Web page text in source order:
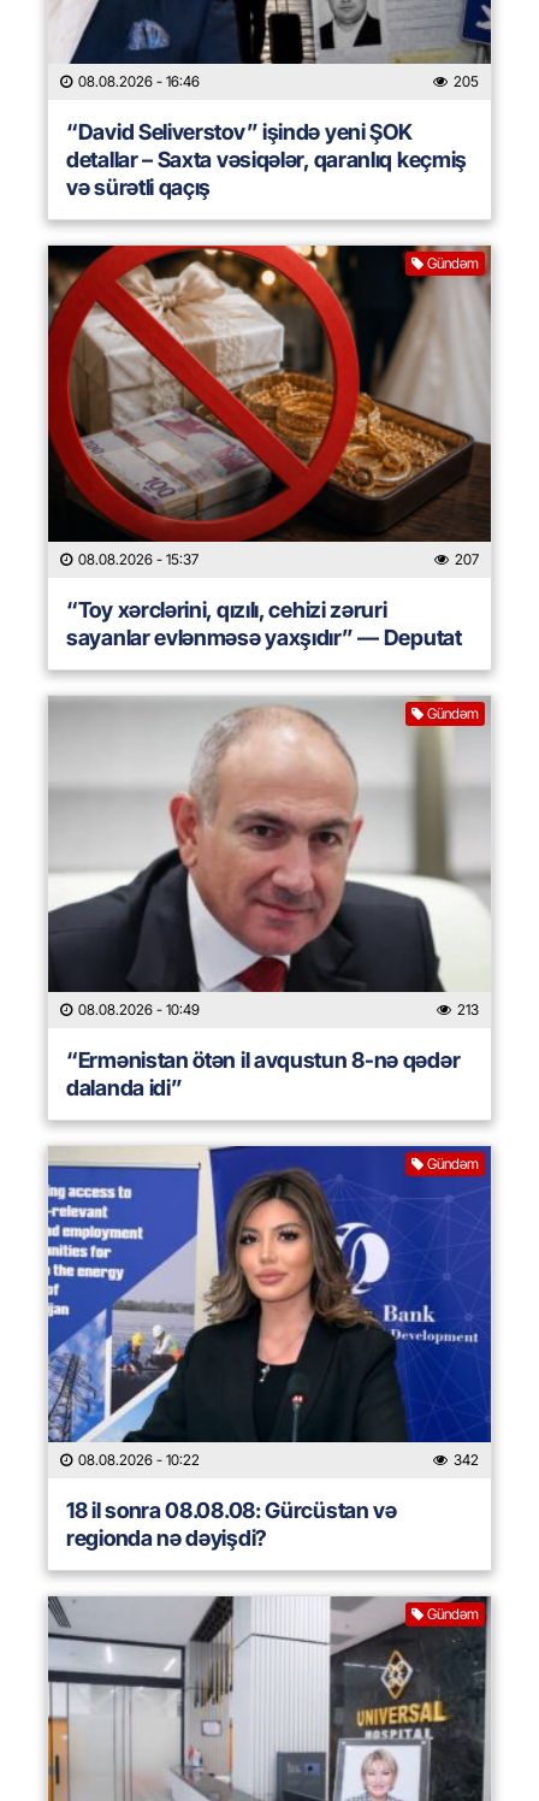
08.08.2026 - 16:46 205
“David Seliverstov” işində yeni ŞOK
detallar – Saxta vəsiqələr, qaranlıq keçmiş
və sürətli qaçış
Gündəm
08.08.2026 - 15:37 207
“Toy xərclərini, qızılı, cehizi zəruri
sayanlar evlənməsə yaxşıdır” — Deputat
Gündəm
08.08.2026 - 10:49 213
“Ermənistan ötən il avqustun 8-nə qədər
dalanda idi”
Gündəm
08.08.2026 - 10:22 342
18 il sonra 08.08.08: Gürcüstan və
regionda nə dəyişdi?
Gündəm